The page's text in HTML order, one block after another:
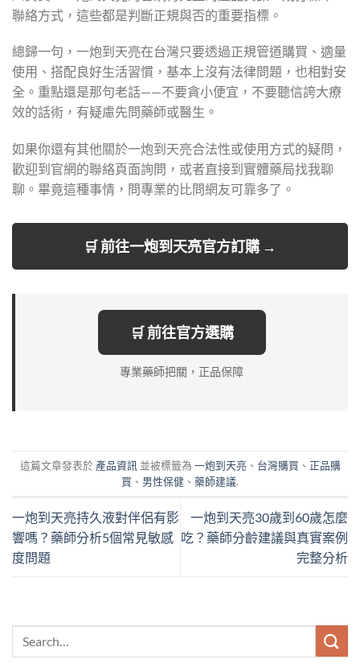
聯絡方式，這些都是判斷正規與否的重要指標。
總歸一句，一炮到天亮在台灣只要透過正規管道購買、適量
使用、搭配良好生活習慣，基本上沒有法律問題，也相對安
全。重點還是那句老話——不要貪小便宜，不要聽信誇大療
效的話術，有疑慮先問藥師或醫生。
如果你還有其他關於一炮到天亮合法性或使用方式的疑問，
歡迎到官網的聯絡頁面詢問，或者直接到實體藥局找我聊
聊。畢竟這種事情，問專業的比問網友可靠多了。
🛒 前往一炮到天亮官方訂購 →
🛒 前往官方選購
專業藥師把關，正品保障
這篇文章發表於 產品資訊 並被標籤為 一炮到天亮 、 台灣購買 、 正品購
買 、 男性保健 、 藥師建議.
一炮到天亮持久液對伴侶有影
響嗎？藥師分析5個常見敏感
度問題
一炮到天亮30歲到60歲怎麼
吃？藥師分齡建議與真實案例
完整分析